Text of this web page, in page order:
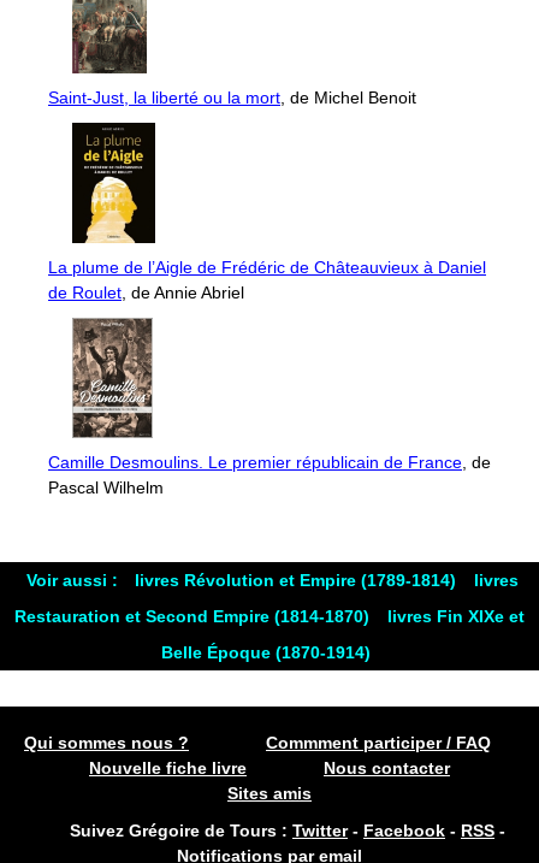
Saint-Just, la liberté ou la mort , de Michel Benoit
La plume de l’Aigle de Frédéric de Châteauvieux à Daniel
de Roulet , de Annie Abriel
Camille Desmoulins. Le premier républicain de France , de
Pascal Wilhelm
Voir aussi : livres Révolution et Empire (1789-1814)
livres
Restauration et Second Empire (1814-1870)
livres Fin XIXe et
Belle Époque (1870-1914)
Qui sommes nous ?
Commment participer / FAQ
Nouvelle fiche livre
Nous contacter
Sites amis
Suivez Grégoire de Tours : Twitter- Facebook - RSS -
Notifications par email